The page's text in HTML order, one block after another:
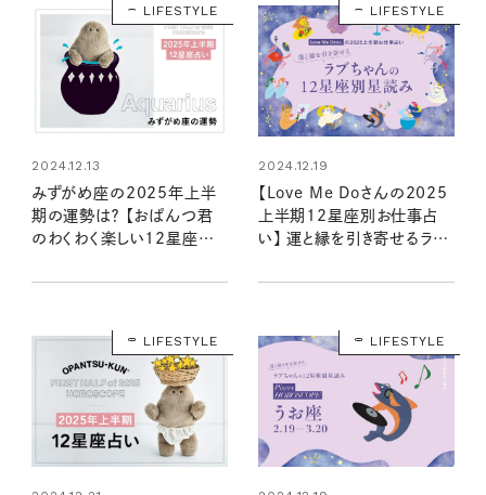
LIFESTYLE
2024.12.13
みずがめ座の2025年上半
期の運勢は？ 【おぱんつ君
のわくわく楽しい12星座占
LIFESTYLE
2024.12.19
【Love Me Doさんの2025
上半期12星座別お仕事占
い】 運と縁を引き寄せるラブ
LIFESTYLE LIFESTYLE